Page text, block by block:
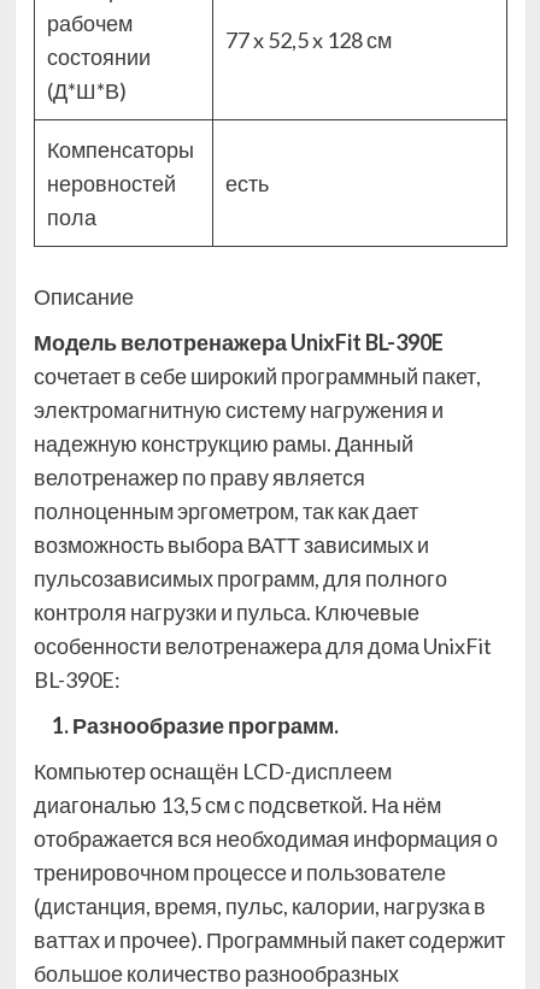
рабочем
состоянии
(Д*Ш*В)
77 x 52,5 x 128 см
Компенсаторы
неровностей
пола
есть
Описание
Модель велотренажера UnixFit BL-390E
сочетает в себе широкий программный пакет,
электромагнитную систему нагружения и
надежную конструкцию рамы. Данный
велотренажер по праву является
полноценным эргометром, так как дает
возможность выбора ВАТТ зависимых и
пульсозависимых программ, для полного
контроля нагрузки и пульса. Ключевые
особенности велотренажера для дома UnixFit
BL-390E:
1. Разнообразие программ.
Компьютер оснащён LCD-дисплеем
диагональю 13,5 см с подсветкой. На нём
отображается вся необходимая информация о
тренировочном процессе и пользователе
(дистанция, время, пульс, калории, нагрузка в
ваттах и прочее). Программный пакет содержит
большое количество разнообразных